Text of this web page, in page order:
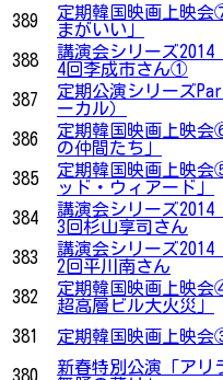
389
定期韓国映画上映
まがいい」
388
講演会シリーズ2014
4回李成市さん①
387
定期公演シリーズ
ーカル）
386
定期韓国映画上映
の仲間たち」
385
定期韓国映画上映
ッド・ウィアード」
384
講演会シリーズ2014
3回杉山享司さん
383
講演会シリーズ2014
2回平川南さん
382
定期韓国映画上映
超高層ビル大火災」
381
定期韓国映画上映会
380
新春特別公演「アリ